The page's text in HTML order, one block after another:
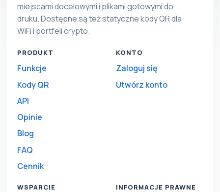
miejscami docelowymi i plikami gotowymi do
druku. Dostępne są też statyczne kody QR dla
WiFi i portfeli crypto.
PRODUKT
Funkcje
Kody QR
API
Opinie
Blog
FAQ
Cennik
KONTO
Zaloguj się
Utwórz konto
WSPARCIE INFORMACJE PRAWNE